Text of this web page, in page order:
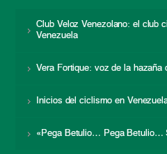
Club Veloz Venezolano: el club
Venezuela
Vera Fortique: voz de la hazaña
Inicios del ciclismo en
«Pega Betulio… Pega Betulio…